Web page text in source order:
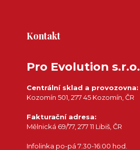
Kontakt
Pro Evolution s.r.o.
Centrální sklad a provozovna:
Kozomín 501, 277 45 Kozomín, ČR
Fakturační adresa:
Mělnická 69/77, 277 11 Libiš, ČR
Infolinka po-pá 7:30-16:00 hod.